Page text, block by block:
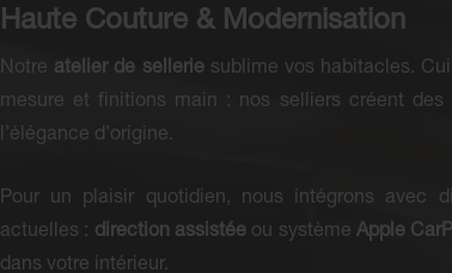
Haute Couture & Modernisation
Notre atelier de selleriesublime vos habitacles.
mesure et finitions main : nos selliers créent des
l’élégance d’origine.
Pour un plaisir quotidien, nous intégrons avec
actuelles : direction assistée ou systèmeApple
dans votre intérieur.